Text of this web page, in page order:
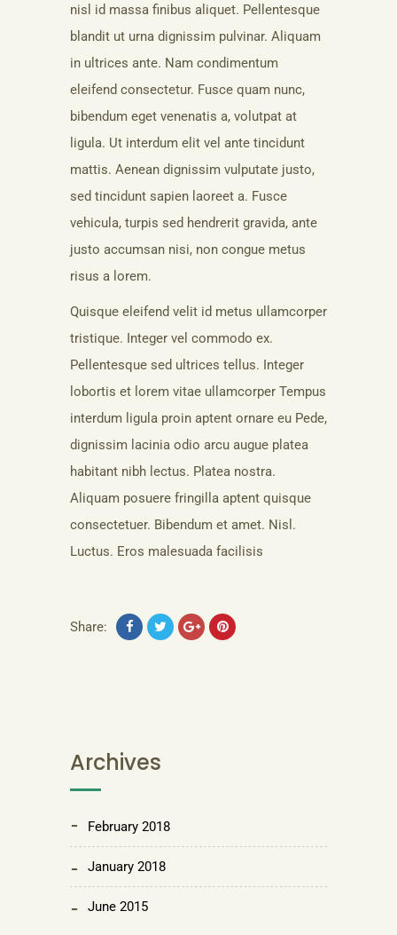
nisl id massa finibus aliquet. Pellentesque
blandit ut urna dignissim pulvinar. Aliquam
in ultrices ante. Nam condimentum
eleifend consectetur. Fusce quam nunc,
bibendum eget venenatis a, volutpat at
ligula. Ut interdum elit vel ante tincidunt
mattis. Aenean dignissim vulputate justo,
sed tincidunt sapien laoreet a. Fusce
vehicula, turpis sed hendrerit gravida, ante
justo accumsan nisi, non congue metus
risus a lorem.
Quisque eleifend velit id metus ullamcorper
tristique. Integer vel commodo ex.
Pellentesque sed ultrices tellus. Integer
lobortis et lorem vitae ullamcorper Tempus
interdum ligula proin aptent ornare eu Pede,
dignissim lacinia odio arcu augue platea
habitant nibh lectus. Platea nostra.
Aliquam posuere fringilla aptent quisque
consectetuer. Bibendum et amet. Nisl.
Luctus. Eros malesuada facilisis
Share:
Archives
February 2018
January 2018
June 2015